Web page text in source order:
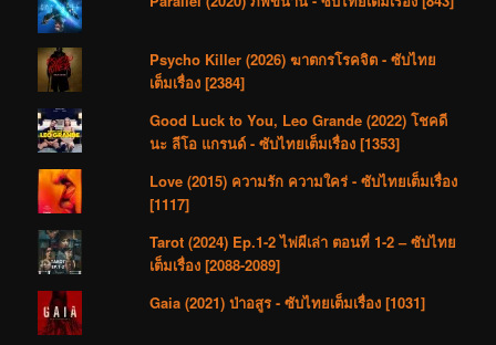
Psycho Killer (2026) ฆาตกรโรคจิต - ซับไทย
เต็มเรื่อง [2384]
Good Luck to You, Leo Grande (2022) โชคดี
นะ ลีโอ แกรนด์ - ซับไทยเต็มเรื่อง [1353]
Love (2015) ความรัก ความใคร่ - ซับไทยเต็มเรื่อง
[1117]
Tarot (2024) Ep.1-2 ไพ่ผีเล่า ตอนที่ 1-2 – ซับไทย
เต็มเรื่อง [2088-2089]
Gaia (2021) ป่าอสูร - ซับไทยเต็มเรื่อง [1031]